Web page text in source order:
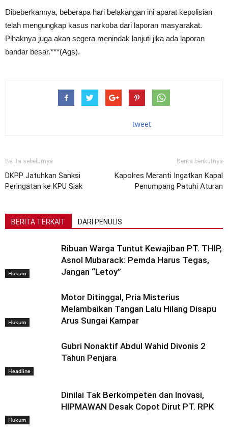
Dibeberkannya, beberapa hari belakangan ini aparat kepolisian
telah mengungkap kasus narkoba dari laporan masyarakat.
Pihaknya juga akan segera menindak lanjuti jika ada laporan
bandar besar.***(Ags).
tweet
Berita sebelumya
DKPP Jatuhkan Sanksi
Peringatan ke KPU Siak
Berita berikutnya
Kapolres Meranti Ingatkan Kapal
Penumpang Patuhi Aturan
BERITA TERKAIT DARI PENULIS
Hukum
Ribuan Warga Tuntut Kewajiban PT. THIP,
Asnol Mubarack: Pemda Harus Tegas,
Jangan “Letoy”
Hukum
Motor Ditinggal, Pria Misterius
Melambaikan Tangan Lalu Hilang Disapu
Arus Sungai Kampar
Headline
Gubri Nonaktif Abdul Wahid Divonis 2
Tahun Penjara
Hukum
Dinilai Tak Berkompeten dan Inovasi,
HIPMAWAN Desak Copot Dirut PT. RPK